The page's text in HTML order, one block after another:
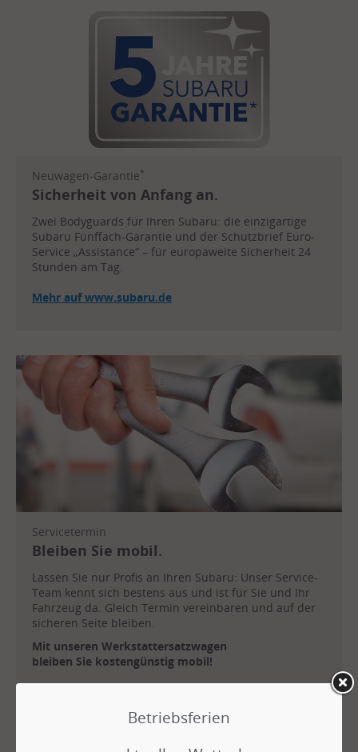
Neuwagen-Garantie*
Sicherheit von Anfang an.
Zwei Bodyguards für Ihren Subaru: die einzigartige
Subaru Fünffach-Garantie und der Schutzbrief Euro-
Service „Assistance“ – für europaweite Sicherheit 24
Stunden am Tag.
Mehr auf www.subaru.de
Servicetermin
Bleiben Sie mobil.
Lassen Sie nur Profis an Ihren Subaru: Unser Service-
Team kennt sich bestens aus und ist für Sie und Ihr
Fahrzeug da. Gleich Termin vereinbaren und auf der
sicheren Seite bleiben.
Mit unseren Werkstattersatzwagen
bleiben Sie kostengünstig mobil!
Betriebsferien